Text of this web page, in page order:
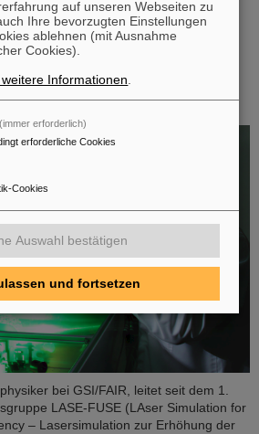
– Dr. Yannik Zobus von
bei GSI/FAIR, leitet seit dem 1.
LASE-FUSE (LAser Simulation for
– Lasersimulation zur Erhöhung der
auf unseren Webseiten zu
Ihre bevorzugten Einstellungen
ablehnen (mit Ausnahme
Cookies).
Informationen
(immer erforderlich)
erforderliche Cookies
Cookies
Auswahl bestätigen
und fortsetzen